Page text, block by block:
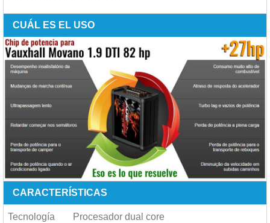
CUÁL ES EL USO
CARACTERÍSTICAS
Tecnología Procesador dual core